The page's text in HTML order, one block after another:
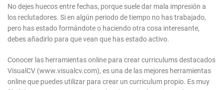
No dejes huecos entre fechas, porque suele dar mala impresión a
los reclutadores. Si en algún periodo de tiempo no has trabajado,
pero has estado formándote o haciendo otra cosa interesante,
debes añadirlo para que vean que has estado activo.
Conocer las herramientas online para crear curriculums destacados
VisualCV (www.visualcv.com), es una de las mejores herramientas
online que puedes utilizar para crear un curriculum propio. Es muy